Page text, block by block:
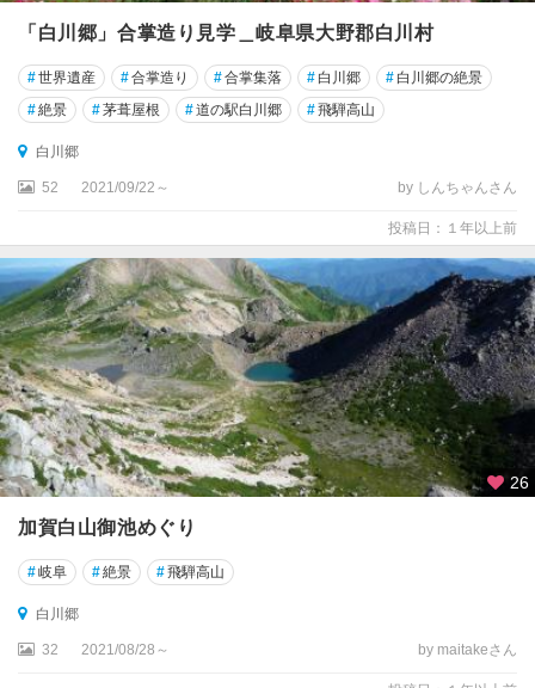
「白川郷」合掌造り見学＿岐阜県大野郡白川村
#世界遺産 #合掌造り #合掌集落 # 白川郷 # 白川郷の絶景
#絶景 #茅葺屋根 #道の駅白川郷 #飛騨高山
白川郷
52 2021/09/22～ by しんちゃんさん
投稿日：１年以上前
26
加賀白山御池めぐり
#岐阜 #絶景 #飛騨高山
白川郷
32 2021/08/28～ by maitakeさん